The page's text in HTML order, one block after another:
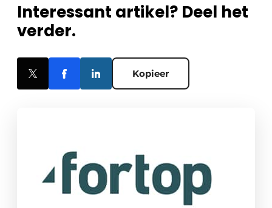
Interessant artikel? Deel het
verder.
Kopieer